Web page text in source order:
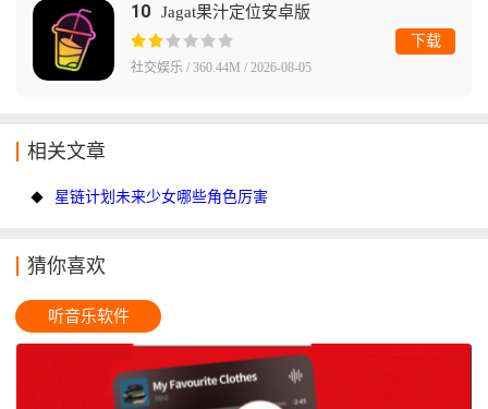
10 Jagat果汁定位安卓版
社交娱乐 / 360.44M / 2026-08-05
下载
相关文章
星链计划未来少女哪些角色厉害
猜你喜欢
听音乐软件